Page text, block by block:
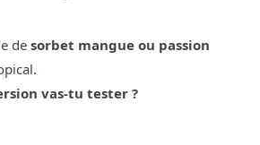
de sorbet mangue ou passion
vas-tu tester ?